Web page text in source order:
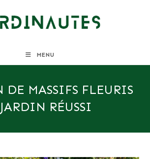
MENU
DE MASSIFS FLEURIS
RÉUSSI